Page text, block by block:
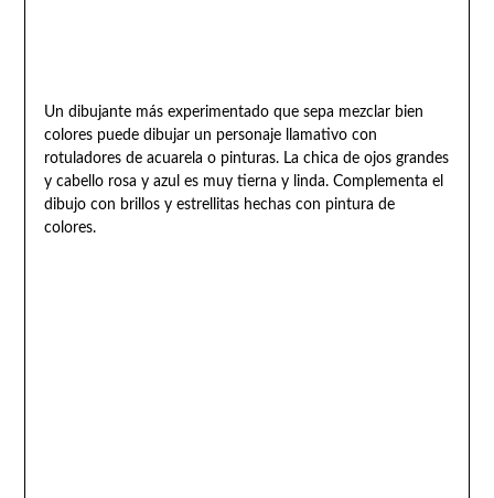
Un dibujante más experimentado que sepa mezclar bien
colores puede dibujar un personaje llamativo con
rotuladores de acuarela o pinturas. La chica de ojos grandes
y cabello rosa y azul es muy tierna y linda. Complementa el
dibujo con brillos y estrellitas hechas con pintura de
colores.